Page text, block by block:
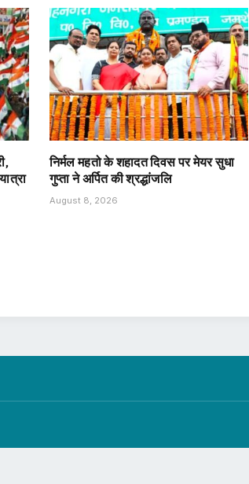
निर्मल महतो के शहादत दिवस पर मेयर सुधा
गुप्ता ने अर्पित की श्रद्धांजलि
August 8, 2026